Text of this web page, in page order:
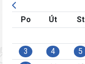
Po
Út St
3
4 5